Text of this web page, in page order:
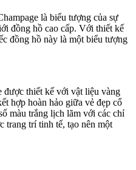
là biểu tượng của sự
đồng hồ cao cấp. Với thiết kế
đồng hồ này là một biểu tượng
được thiết kế với vật liệu vàng
hợp hoàn hảo giữa vẻ đẹp cổ
màu trắng lịch lãm với các chỉ
trang trí tinh tế, tạo nên một